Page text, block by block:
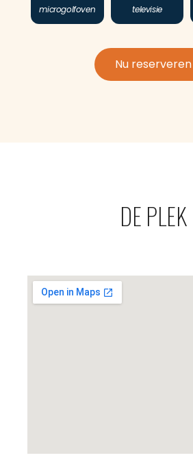
microgolfoven televisie
Nu reserveren
DE PLEK